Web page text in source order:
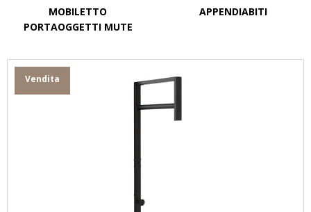
MOBILETTO
PORTAOGGETTI MUTE
APPENDIABITI
Vendita